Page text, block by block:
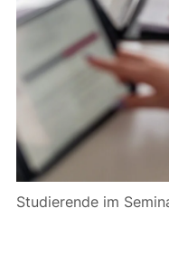
Studierende im